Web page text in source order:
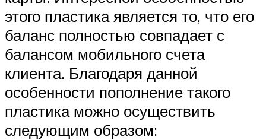
этого пластика является то, что его
баланс полностью совпадает с
балансом мобильного счета
клиента. Благодаря данной
особенности пополнение такого
пластика можно осуществить
следующим образом: